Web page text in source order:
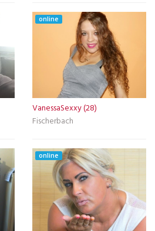
online
VanessaSexxy (28)
Fischerbach
online